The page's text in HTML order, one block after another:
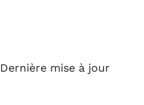
Dernière mise à jour